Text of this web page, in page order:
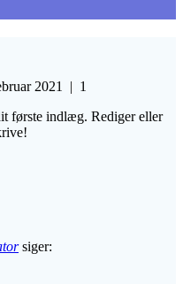
2021 | 1
første indlæg. Rediger eller
siger: